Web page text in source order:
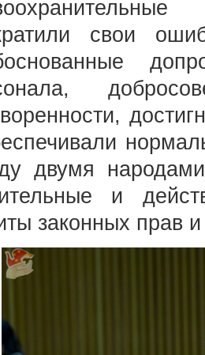
свои
двумя
и
законных прав и